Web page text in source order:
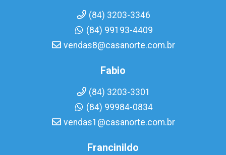
(84) 3203-3346
(84) 99193-4409
vendas8@casanorte.com.br
Fabio
(84) 3203-3301
(84) 99984-0834
vendas1@casanorte.com.br
Francinildo